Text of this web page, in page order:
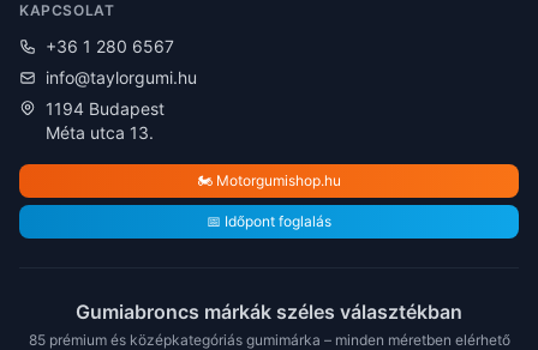
KAPCSOLAT
+36 1 280 6567
info@taylorgumi.hu
1194 Budapest
Méta utca 13.
🏍️ Motorgumishop.hu
📅 Időpont foglalás
Gumiabroncs márkák széles választékban
85 prémium és középkategóriás gumimárka – minden méretben elérhető